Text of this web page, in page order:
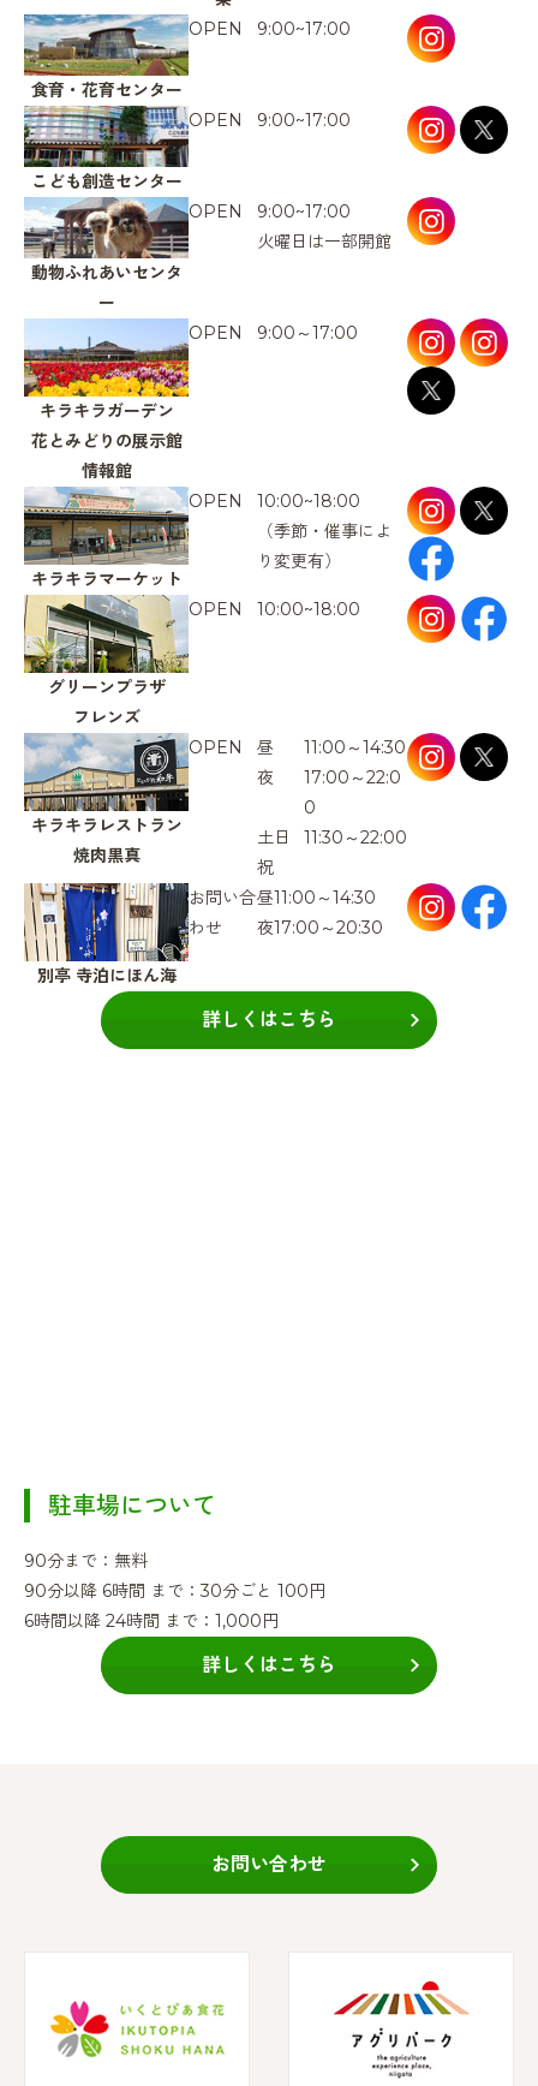
食育・花育センター
OPEN 9:00~17:00
こども創造センター
OPEN 9:00~17:00
動物ふれあいセンタ
ー
OPEN
9:00~17:00
火曜日は一部開館
キラキラガーデン
花とみどりの展示館
情報館
OPEN 9:00～17:00
キラキラマーケット
OPEN
10:00~18:00
（季節・催事によ
り変更有）
グリーンプラザ
フレンズ
OPEN 10:00~18:00
キラキラレストラン
焼肉黒真
OPEN 昼
11:00～14:30
夜
17:00～22:0
0
土日
祝
11:30～22:00
別亭 寺泊にほん海
お問い合
わせ
昼11:00～14:30
夜17:00～20:30
詳しくはこちら
駐車場について
90分まで：無料
90分以降 6時間 まで：30分ごと 100円
6時間以降 24時間 まで：1,000円
詳しくはこちら
お問い合わせ